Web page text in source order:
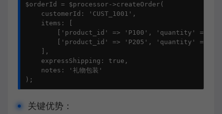
$orderId = $processor->createOrder(
    customerId: 'CUST_1001',
    items: [
['product_id' => 'P100', 'quantity' =>
        ['product_id' => 'P205', 'quantity' => 1]
    ],
    expressShipping: true,
    notes: '礼物包装'
);
关键优势：